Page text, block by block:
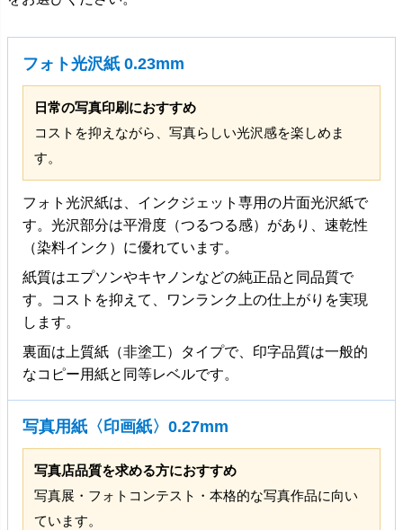
フォト光沢紙 0.23mm
日常の写真印刷におすすめ
コストを抑えながら、写真らしい光沢感を楽しめま
す。
フォト光沢紙は、インクジェット専用の片面光沢紙で
す。光沢部分は平滑度（つるつる感）があり、速乾性
（染料インク）に優れています。
紙質はエプソンやキヤノンなどの純正品と同品質で
す。コストを抑えて、ワンランク上の仕上がりを実現
します。
裏面は上質紙（非塗工）タイプで、印字品質は一般的
なコピー用紙と同等レベルです。
写真用紙〈印画紙〉0.27mm
写真店品質を求める方におすすめ
写真展・フォトコンテスト・本格的な写真作品に向い
ています。